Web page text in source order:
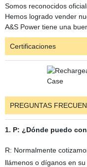
Somos reconocidos
Hemos logrado vender
A&S Power tiene una
Certificaciones
PREGUNTAS
1. P: ¿Dónde puedo
R: Normalmente
llámenos o díganos en